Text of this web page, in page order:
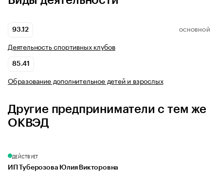
93.12 ОСНОВНОЙ
Деятельность спортивных клубов
85.41
Образование дополнительное детей и взрослых
Другие предприниматели с тем же
ОКВЭД
ДЕЙСТВУЕТ
ИП Туберозова Юлия Викторовна